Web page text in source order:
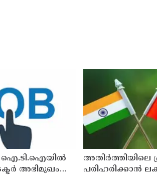
ഐ.ടി.ഐയിൽ
അഭിമുഖം
അതിർത്തിയിലെ
പരിഹരിക്കാൻ